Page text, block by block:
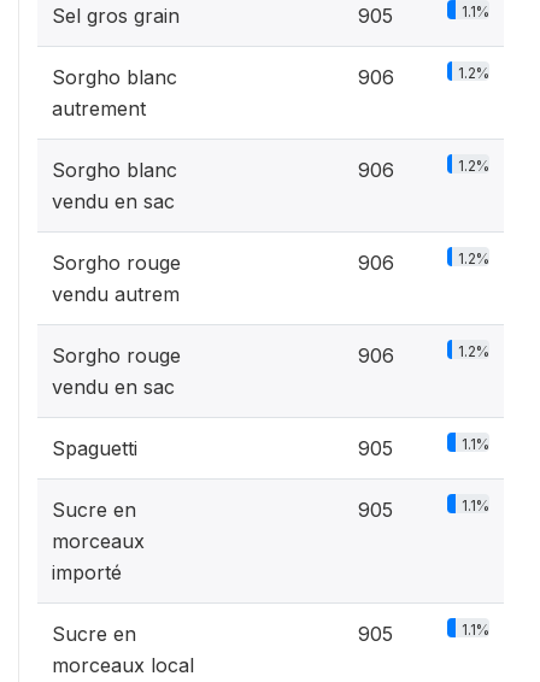
Sel gros grain 905 1.1%
Sorgho blanc
autrement
906 1.2%
Sorgho blanc
vendu en sac
906 1.2%
Sorgho rouge
vendu autrem
906 1.2%
Sorgho rouge
vendu en sac
906 1.2%
Spaguetti 905 1.1%
Sucre en
morceaux
importé
905 1.1%
Sucre en
morceaux local
905 1.1%